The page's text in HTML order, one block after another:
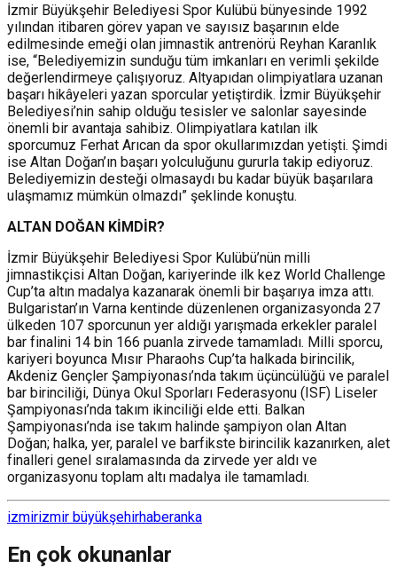
İzmir Büyükşehir Belediyesi Spor Kulübü bünyesinde 1992
yılından itibaren görev yapan ve sayısız başarının elde
edilmesinde emeği olan jimnastik antrenörü Reyhan Karanlık
ise, “Belediyemizin sunduğu tüm imkanları en verimli şekilde
değerlendirmeye çalışıyoruz. Altyapıdan olimpiyatlara uzanan
başarı hikâyeleri yazan sporcular yetiştirdik. İzmir Büyükşehir
Belediyesi’nin sahip olduğu tesisler ve salonlar sayesinde
önemli bir avantaja sahibiz. Olimpiyatlara katılan ilk
sporcumuz Ferhat Arıcan da spor okullarımızdan yetişti. Şimdi
ise Altan Doğan’ın başarı yolculuğunu gururla takip ediyoruz.
Belediyemizin desteği olmasaydı bu kadar büyük başarılara
ulaşmamız mümkün olmazdı” şeklinde konuştu.
ALTAN DOĞAN KİMDİR?
İzmir Büyükşehir Belediyesi Spor Kulübü’nün milli
jimnastikçisi Altan Doğan, kariyerinde ilk kez World Challenge
Cup’ta altın madalya kazanarak önemli bir başarıya imza attı.
Bulgaristan’ın Varna kentinde düzenlenen organizasyonda 27
ülkeden 107 sporcunun yer aldığı yarışmada erkekler paralel
bar finalini 14 bin 166 puanla zirvede tamamladı. Milli sporcu,
kariyeri boyunca Mısır Pharaohs Cup’ta halkada birincilik,
Akdeniz Gençler Şampiyonası’nda takım üçüncülüğü ve paralel
bar birinciliği, Dünya Okul Sporları Federasyonu (ISF) Liseler
Şampiyonası’nda takım ikinciliği elde etti. Balkan
Şampiyonası’nda ise takım halinde şampiyon olan Altan
Doğan; halka, yer, paralel ve barfikste birincilik kazanırken, alet
finalleri genel sıralamasında da zirvede yer aldı ve
organizasyonu toplam altı madalya ile tamamladı.
izmirizmir büyükşehirhaberanka
En çok okunanlar